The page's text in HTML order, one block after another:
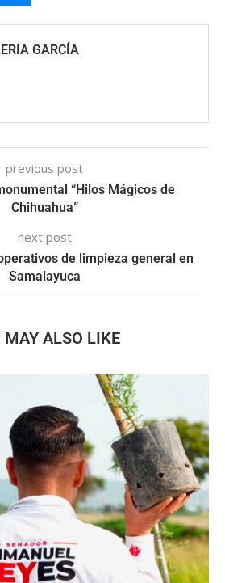
GARCÍA
previous post
“Hilos Mágicos de
Chihuahua”
next post
de limpieza general en
Samalayuca
MAY ALSO LIKE